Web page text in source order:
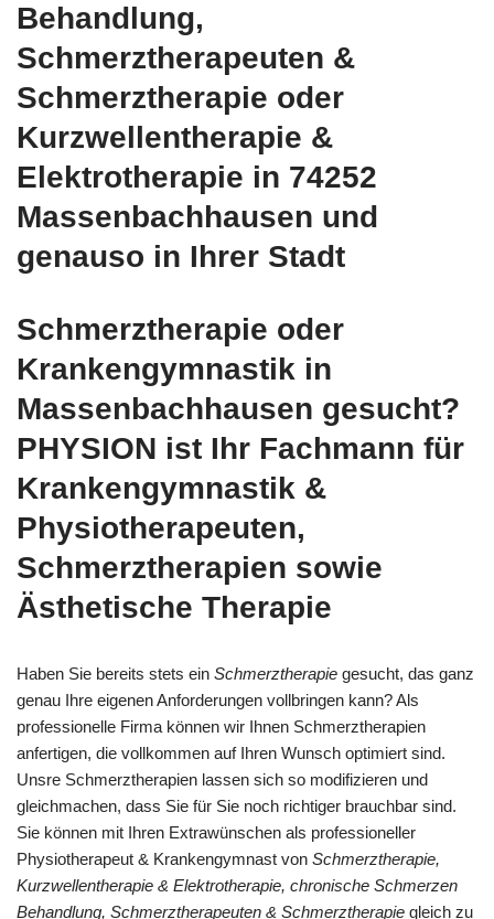
Behandlung,
Schmerztherapeuten &
Schmerztherapie oder
Kurzwellentherapie &
Elektrotherapie in 74252
Massenbachhausen und
genauso in Ihrer Stadt
Schmerztherapie oder
Krankengymnastik in
Massenbachhausen gesucht?
PHYSION ist Ihr Fachmann für
Krankengymnastik &
Physiotherapeuten,
Schmerztherapien sowie
Ästhetische Therapie
Haben Sie bereits stets ein Schmerztherapie gesucht, das ganz
genau Ihre eigenen Anforderungen vollbringen kann? Als
professionelle Firma können wir Ihnen Schmerztherapien
anfertigen, die vollkommen auf Ihren Wunsch optimiert sind.
Unsre Schmerztherapien lassen sich so modifizieren und
gleichmachen, dass Sie für Sie noch richtiger brauchbar sind.
Sie können mit Ihren Extrawünschen als professioneller
Physiotherapeut & Krankengymnast von Schmerztherapie,
Kurzwellentherapie & Elektrotherapie, chronische Schmerzen
Behandlung, Schmerztherapeuten & Schmerztherapie gleich zu